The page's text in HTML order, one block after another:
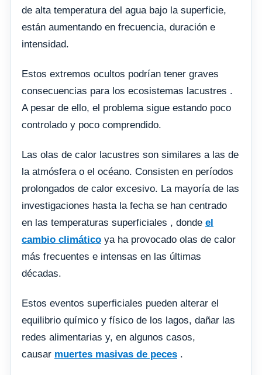
de alta temperatura del agua bajo la superficie,
están aumentando en frecuencia, duración e
intensidad.
Estos extremos ocultos podrían tener graves
consecuencias para los ecosistemas lacustres .
A pesar de ello, el problema sigue estando poco
controlado y poco comprendido.
Las olas de calor lacustres son similares a las de
la atmósfera o el océano. Consisten en períodos
prolongados de calor excesivo. La mayoría de las
investigaciones hasta la fecha se han centrado
en las temperaturas superficiales , donde el
cambio climático ya ha provocado olas de calor
más frecuentes e intensas en las últimas
décadas.
Estos eventos superficiales pueden alterar el
equilibrio químico y físico de los lagos, dañar las
redes alimentarias y, en algunos casos,
causar muertes masivas de peces .